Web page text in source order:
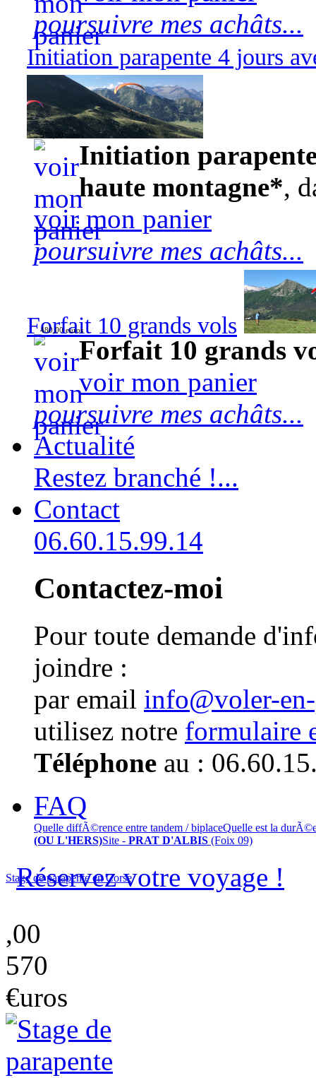
poursuivre mes achâts...
Initiation parapente 4 jours
570,00 euros
Initiation
haute montagne*,
voir mon panier
poursuivre mes achâts...
Forfait 10 grands vols
480,00 euros
Forfait 10 grands
voir mon panier
poursuivre mes achâts...
Actualité
Restez branché !...
Contact
06.60.15.99.14
Contactez-moi
Pour toute demande
joindre :
par email info@voler-
utilisez notre formulaire
Téléphone au :
FAQ
Quelle diffÃ©rence entre tandem / biplaceQuelle est la
(OU L'HERS)Site - PRAT D'ALBIS (Foix 09)
Réservez votre voyage !
Stage de parapente en Corse
,00
570
€uros